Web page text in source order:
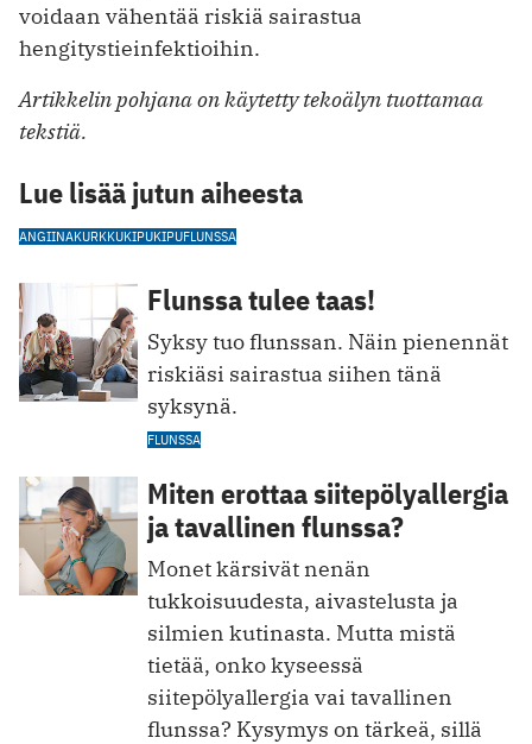
voidaan vähentää riskiä sairastua
hengitystieinfektioihin.
Artikkelin pohjana on käytetty tekoälyn tuottamaa
tekstiä.
Lue lisää jutun aiheesta
ANGIINAKURKKUKIPUKIPUFLUNSSA
Flunssa tulee taas!
Syksy tuo flunssan. Näin pienennät
riskiäsi sairastua siihen tänä
syksynä.
FLUNSSA
Miten erottaa siitepölyallergia
ja tavallinen flunssa?
Monet kärsivät nenän
tukkoisuudesta, aivastelusta ja
silmien kutinasta. Mutta mistä
tietää, onko kyseessä
siitepölyallergia vai tavallinen
flunssa? Kysymys on tärkeä, sillä